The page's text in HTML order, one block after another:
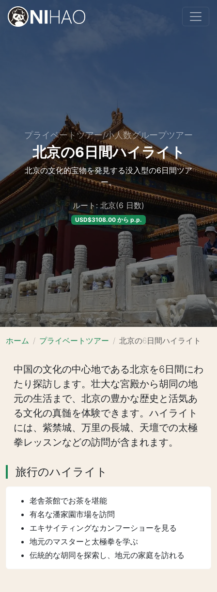
プライベートツアー/小人数グループツアー
北京の6日間ハイライト
北京の文化的宝物を発見する没入型の6日間ツア
ー。
ルート: 北京(6 日数)
USD$3108.00 から p.p.
ホーム プライベートツアー 北京の6日間ハイライト
中国の文化の中心地である北京を6日間にわ
たり探訪します。壮大な宮殿から胡同の地
元の生活まで、北京の豊かな歴史と活気あ
る文化の真髄を体験できます。ハイライト
には、紫禁城、万里の長城、天壇での太極
拳レッスンなどの訪問が含まれます。
旅行のハイライト
老舎茶館でお茶を堪能
有名な潘家園市場を訪問
エキサイティングなカンフーショーを見る
地元のマスターと太極拳を学ぶ
伝統的な胡同を探索し、地元の家庭を訪れる